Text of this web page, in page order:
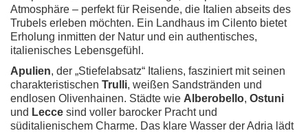
Atmosphäre – perfekt für Reisende, die Italien abseits des
Trubels erleben möchten. Ein Landhaus im Cilento bietet
Erholung inmitten der Natur und ein authentisches,
italienisches Lebensgefühl.
Apulien, der „Stiefelabsatz“ Italiens, fasziniert mit seinen
charakteristischen Trulli, weißen Sandstränden und
endlosen Olivenhainen. Städte wie Alberobello, Ostuni
und Lecce sind voller barocker Pracht und
süditalienischem Charme. Das klare Wasser der Adria lädt